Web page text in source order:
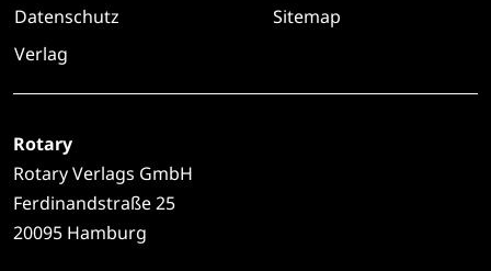
Datenschutz
Sitemap
Verlag
Rotary
Rotary Verlags GmbH
Ferdinandstraße 25
20095 Hamburg